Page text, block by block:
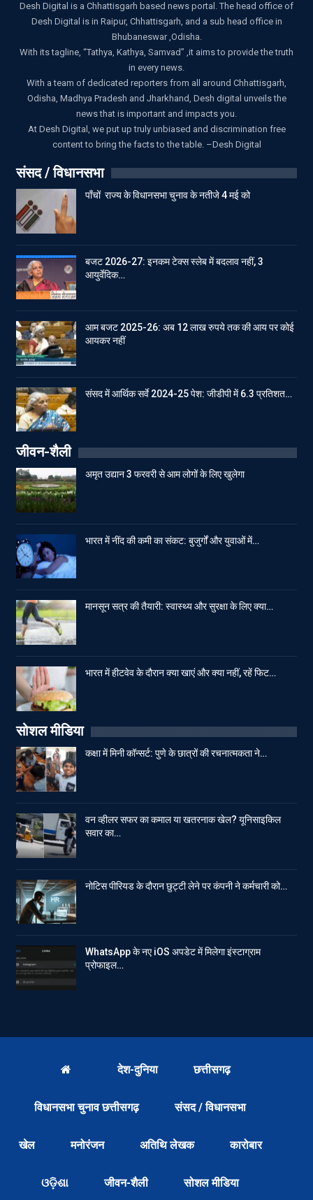
Desh Digital is a Chhattisgarh based news portal. The head office of
Desh Digital is in Raipur, Chhattisgarh, and a sub head office in
Bhubaneswar ,Odisha.
With its tagline, “Tathya, Kathya, Samvad” ,it aims to provide the truth
in every news.
With a team of dedicated reporters from all around Chhattisgarh,
Odisha, Madhya Pradesh and Jharkhand, Desh digital unveils the
news that is important and impacts you.
At Desh Digital, we put up truly unbiased and discrimination free
content to bring the facts to the table. –Desh Digital
संसद / विधानसभा
पाँचों राज्य के विधानसभा चुनाव के नतीजे 4 मई को
बजट 2026-27: इनकम टेक्स स्लेब में बदलाव नहीं, 3
आयुर्वेदिक…
आम बजट 2025-26: अब 12 लाख रुपये तक की आय पर कोई
आयकर नहीं
संसद में आर्थिक सर्वे 2024-25 पेश: जीडीपी में 6.3 प्रतिशत…
जीवन-शैली
अमृत उद्यान 3 फरवरी से आम लोगों के लिए खुलेगा
भारत में नींद की कमी का संकट: बुजुर्गों और युवाओं में…
मानसून सत्र की तैयारी: स्वास्थ्य और सुरक्षा के लिए क्या…
भारत में हीटवेव के दौरान क्या खाएं और क्या नहीं, रहें फिट…
सोशल मीडिया
कक्षा में मिनी कॉन्सर्ट: पुणे के छात्रों की रचनात्मकता ने…
वन व्हीलर सफर का कमाल या खतरनाक खेल? यूनिसाइकिल
सवार का…
नोटिस पीरियड के दौरान छुट्टी लेने पर कंपनी ने कर्मचारी को…
WhatsApp के नए iOS अपडेट में मिलेगा इंस्टाग्राम
प्रोफाइल…
देश-दुनिया छत्तीसगढ़
विधानसभा चुनाव छत्तीसगढ़ संसद / विधानसभा
खेल मनोरंजन अतिथि लेखक कारोबार
ଓଡ଼ିଶା जीवन-शैली सोशल मीडिया